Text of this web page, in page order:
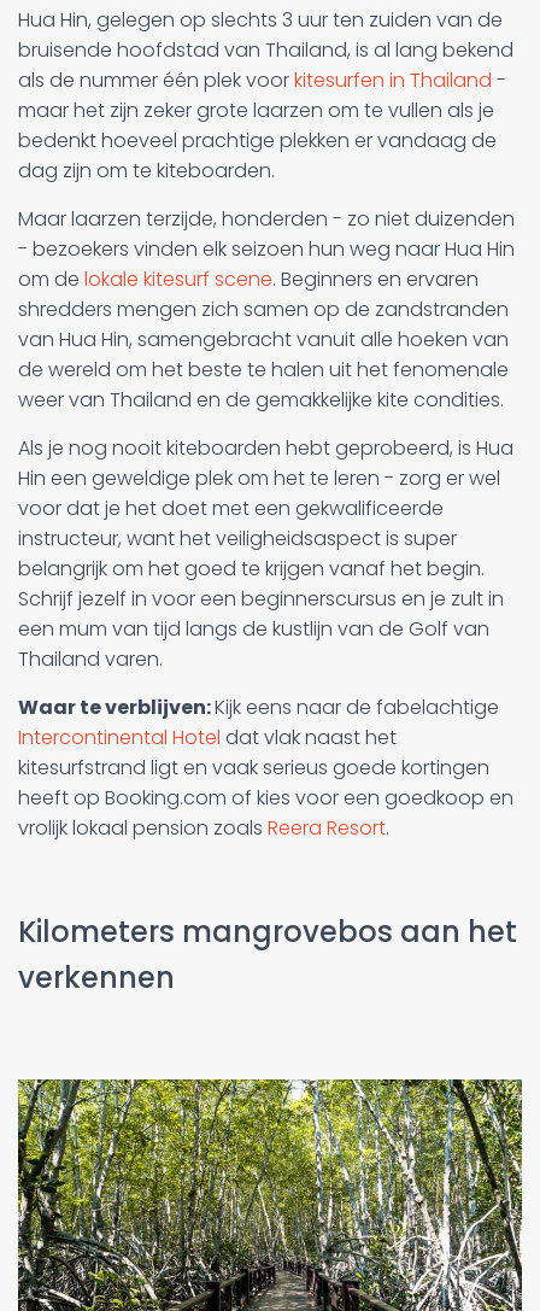
Hua Hin, gelegen op slechts 3 uur ten zuiden van de
bruisende hoofdstad van Thailand, is al lang bekend
als de nummer één plek voorkitesurfen in Thailand -
maar het zijn zeker grote laarzen om te vullen als je
bedenkt hoeveel prachtige plekken er vandaag de
dag zijn om te kiteboarden.
Maar laarzen terzijde, honderden - zo niet duizenden
- bezoekers vinden elk seizoen hun weg naar Hua Hin
om de lokale kitesurf scene. Beginners en ervaren
shredders mengen zich samen op de zandstranden
van Hua Hin, samengebracht vanuit alle hoeken van
de wereld om het beste te halen uit het fenomenale
weer van Thailand en de gemakkelijke kite condities.
Als je nog nooit kiteboarden hebt geprobeerd, is Hua
Hin een geweldige plek om het te leren - zorg er wel
voor dat je het doet met een gekwalificeerde
instructeur, want het veiligheidsaspect is super
belangrijk om het goed te krijgen vanaf het begin.
Schrijf jezelf in voor een beginnerscursus en je zult in
een mum van tijd langs de kustlijn van de Golf van
Thailand varen.
Waar te verblijven:Kijk eens naar de fabelachtige
Intercontinental Hotel dat vlak naast het
kitesurfstrand ligt en vaak serieus goede kortingen
heeft op Booking.com of kies voor een goedkoop en
vrolijk lokaal pension zoals Reera Resort.
Kilometers mangrovebos aan het
verkennen